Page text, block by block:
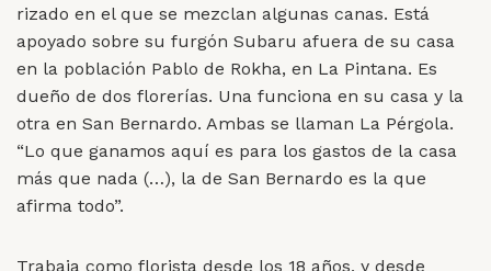
rizado en el que se mezclan algunas canas. Está
apoyado sobre su furgón Subaru afuera de su casa
en la población Pablo de Rokha, en La Pintana. Es
dueño de dos florerías. Una funciona en su casa y la
otra en San Bernardo. Ambas se llaman La Pérgola.
“Lo que ganamos aquí es para los gastos de la casa
más que nada (…), la de San Bernardo es la que
afirma todo”.
Trabaja como florista desde los 18 años, y desde